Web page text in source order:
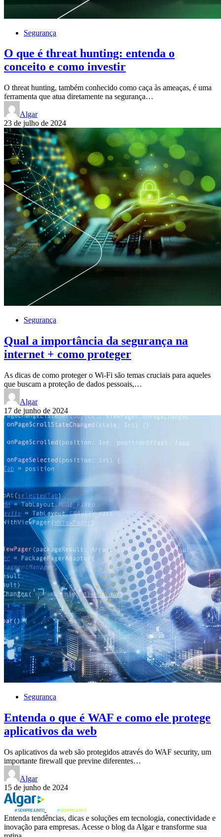
Segurança
O que é threat hunting: entenda o
conceito e como investir
O threat hunting, também conhecido como caça às ameaças, é uma
ferramenta que atua diretamente na segurança…
Algar
23 de julho de 2024
Segurança
Qual a importância da segurança na
internet + como proteger
As dicas de como proteger o Wi-Fi são temas cruciais para aqueles
que buscam a proteção de dados pessoais,…
Algar
17 de junho de 2024
Segurança
Entenda o que é WAF e como ele protege
aplicativos da web
Os aplicativos da web são protegidos através do WAF security, um
importante firewall que previne diferentes…
Algar
15 de junho de 2024
Entenda tendências, dicas e soluções em tecnologia, conectividade e
inovação para empresas. Acesse o blog da Algar e transforme sua